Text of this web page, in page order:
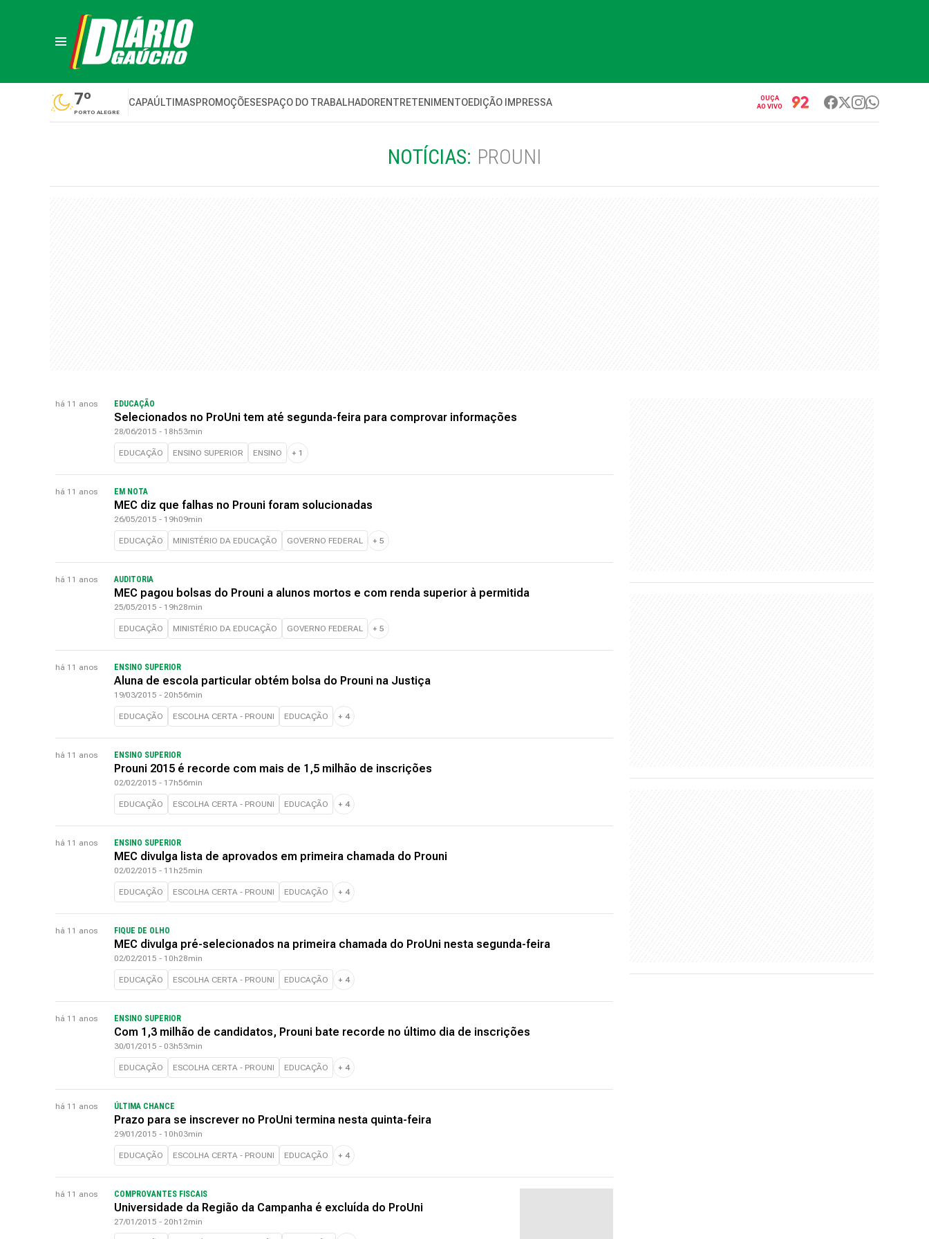
7º
PORTO ALEGRE
CAPAÚLTIMASPROMOÇÕESESPAÇO DO TRABALHADORENTRETENIMENTOEDIÇÃO IMPRESSA
OUÇA
AO VIVO
NOTÍCIAS: PROUNI
há 11 anos EDUCAÇÃO
Selecionados no ProUni tem até segunda-feira para comprovar informações
28/06/2015 - 18h53min
EDUCAÇÃO ENSINO SUPERIOR ENSINO + 1
há 11 anos EM NOTA
MEC diz que falhas no Prouni foram solucionadas
26/05/2015 - 19h09min
EDUCAÇÃO MINISTÉRIO DA EDUCAÇÃO GOVERNO FEDERAL + 5
há 11 anos AUDITORIA
MEC pagou bolsas do Prouni a alunos mortos e com renda superior à permitida
25/05/2015 - 19h28min
EDUCAÇÃO MINISTÉRIO DA EDUCAÇÃO GOVERNO FEDERAL + 5
há 11 anos ENSINO SUPERIOR
Aluna de escola particular obtém bolsa do Prouni na Justiça
19/03/2015 - 20h56min
EDUCAÇÃO ESCOLHA CERTA - PROUNI EDUCAÇÃO + 4
há 11 anos ENSINO SUPERIOR
Prouni 2015 é recorde com mais de 1,5 milhão de inscrições
02/02/2015 - 17h56min
EDUCAÇÃO ESCOLHA CERTA - PROUNI EDUCAÇÃO + 4
há 11 anos ENSINO SUPERIOR
MEC divulga lista de aprovados em primeira chamada do Prouni
02/02/2015 - 11h25min
EDUCAÇÃO ESCOLHA CERTA - PROUNI EDUCAÇÃO + 4
há 11 anos FIQUE DE OLHO
MEC divulga pré-selecionados na primeira chamada do ProUni nesta segunda-feira
02/02/2015 - 10h28min
EDUCAÇÃO ESCOLHA CERTA - PROUNI EDUCAÇÃO + 4
há 11 anos ENSINO SUPERIOR
Com 1,3 milhão de candidatos, Prouni bate recorde no último dia de inscrições
30/01/2015 - 03h53min
EDUCAÇÃO ESCOLHA CERTA - PROUNI EDUCAÇÃO + 4
há 11 anos ÚLTIMA CHANCE
Prazo para se inscrever no ProUni termina nesta quinta-feira
29/01/2015 - 10h03min
EDUCAÇÃO ESCOLHA CERTA - PROUNI EDUCAÇÃO + 4
há 11 anos COMPROVANTES FISCAIS
Universidade da Região da Campanha é excluída do ProUni
27/01/2015 - 20h12min